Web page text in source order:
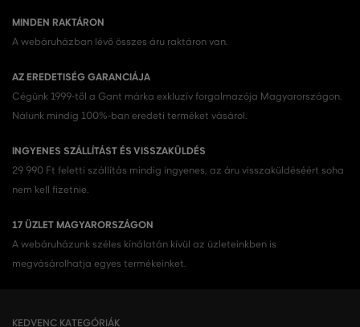
MINDEN RAKTÁRON
A webáruházban lévő összes áru raktáron van.
AZ EREDETISÉG GARANCIÁJA
Cégünk 1999-től a Gant márka exkluzív forgalmazója Magyarországon.
Nálunk mindig 100%-ban eredeti terméket vásárol.
INGYENES SZÁLLÍTÁST ÉS VISSZAKÜLDÉS
29 990 Ft feletti szállítás mindig ingyenes, az áru visszaküldéséért soha
nem kell fizetnie.
17 ÜZLET MAGYARORSZÁGON
A webáruházunk széles kínálatán kívül az üzleteinkben is
megvásárolhatja egyes termékeinket.
KEDVENC KATEGÓRIÁK